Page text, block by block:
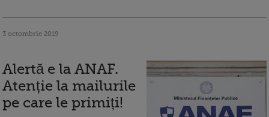
3 octombrie 2019
Alertă e la ANAF.
Atenție la mailurile
pe care le primiți!